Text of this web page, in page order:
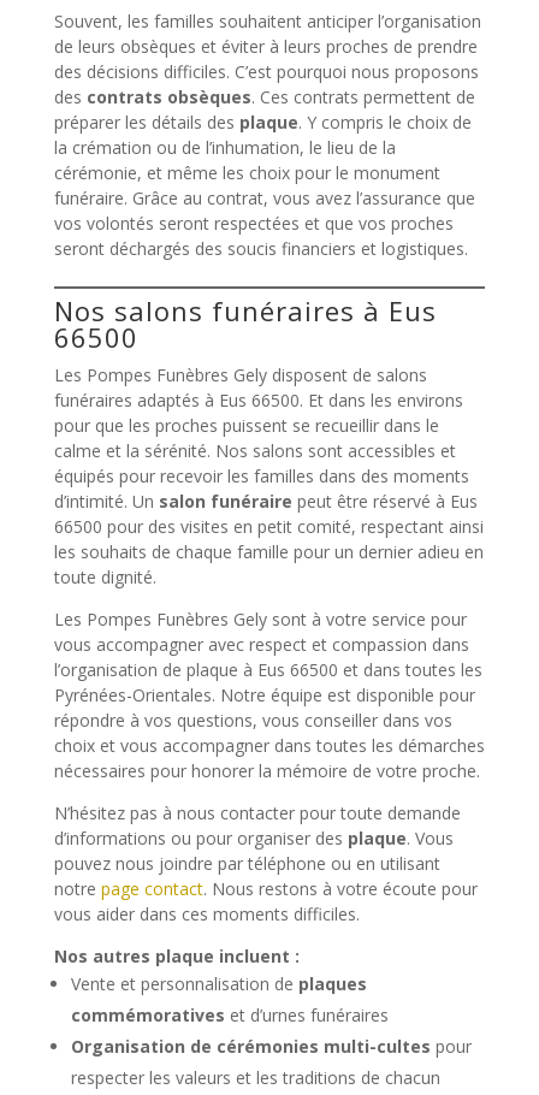
Souvent, les familles souhaitent anticiper l’organisation
de leurs obsèques et éviter à leurs proches de prendre
des décisions difficiles. C’est pourquoi nous proposons
des contrats obsèques. Ces contrats permettent de
préparer les détails des plaque. Y compris le choix de
la crémation ou de l’inhumation, le lieu de la
cérémonie, et même les choix pour le monument
funéraire. Grâce au contrat, vous avez l’assurance que
vos volontés seront respectées et que vos proches
seront déchargés des soucis financiers et logistiques.
Nos salons funéraires à Eus
66500
Les Pompes Funèbres Gely disposent de salons
funéraires adaptés à Eus 66500. Et dans les environs
pour que les proches puissent se recueillir dans le
calme et la sérénité. Nos salons sont accessibles et
équipés pour recevoir les familles dans des moments
d’intimité. Un salon funéraire peut être réservé à Eus
66500 pour des visites en petit comité, respectant ainsi
les souhaits de chaque famille pour un dernier adieu en
toute dignité.
Les Pompes Funèbres Gely sont à votre service pour
vous accompagner avec respect et compassion dans
l’organisation de plaque à Eus 66500 et dans toutes les
Pyrénées-Orientales. Notre équipe est disponible pour
répondre à vos questions, vous conseiller dans vos
choix et vous accompagner dans toutes les démarches
nécessaires pour honorer la mémoire de votre proche.
N’hésitez pas à nous contacter pour toute demande
d’informations ou pour organiser des plaque. Vous
pouvez nous joindre par téléphone ou en utilisant
notre page contact. Nous restons à votre écoute pour
vous aider dans ces moments difficiles.
Nos autres plaque incluent :
Vente et personnalisation de plaques
commémoratives et d’urnes funéraires
Organisation de cérémonies multi-cultes pour
respecter les valeurs et les traditions de chacun